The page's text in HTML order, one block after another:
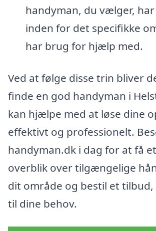
handyman, du vælger,
inden for det specifikke
har brug for hjælp med.
Ved at følge disse trin bliver
finde en god handyman i
kan hjælpe med at løse dine
effektivt og professionelt.
handyman.dk i dag for at få
overblik over tilgængelige
dit område og bestil et tilbud,
til dine behov.